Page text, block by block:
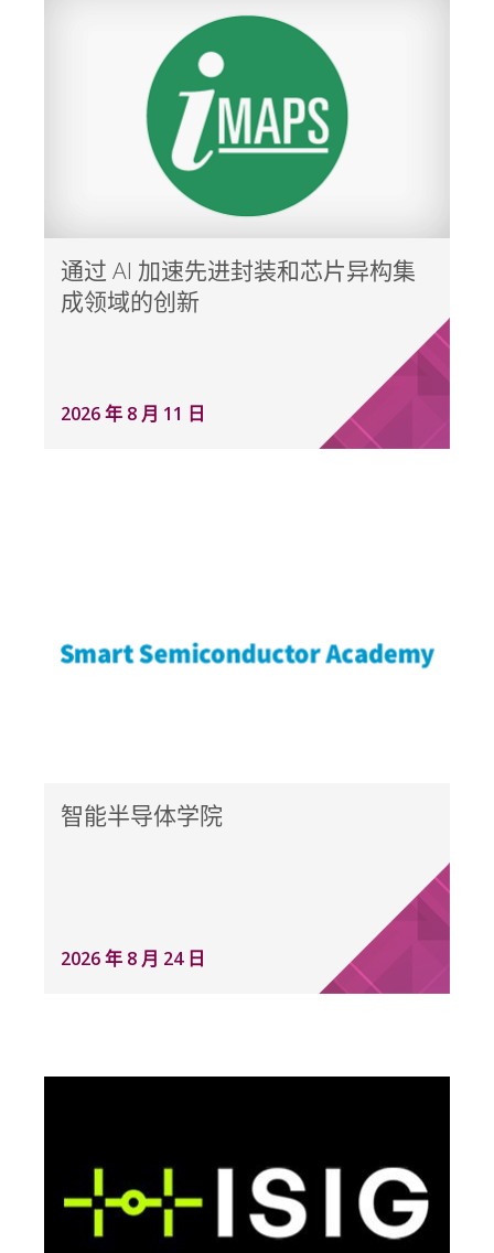
通过 AI 加速先进封装和芯片异构集
成领域的创新
2026 年 8 月 11 日
智能半导体学院
2026 年 8 月 24 日